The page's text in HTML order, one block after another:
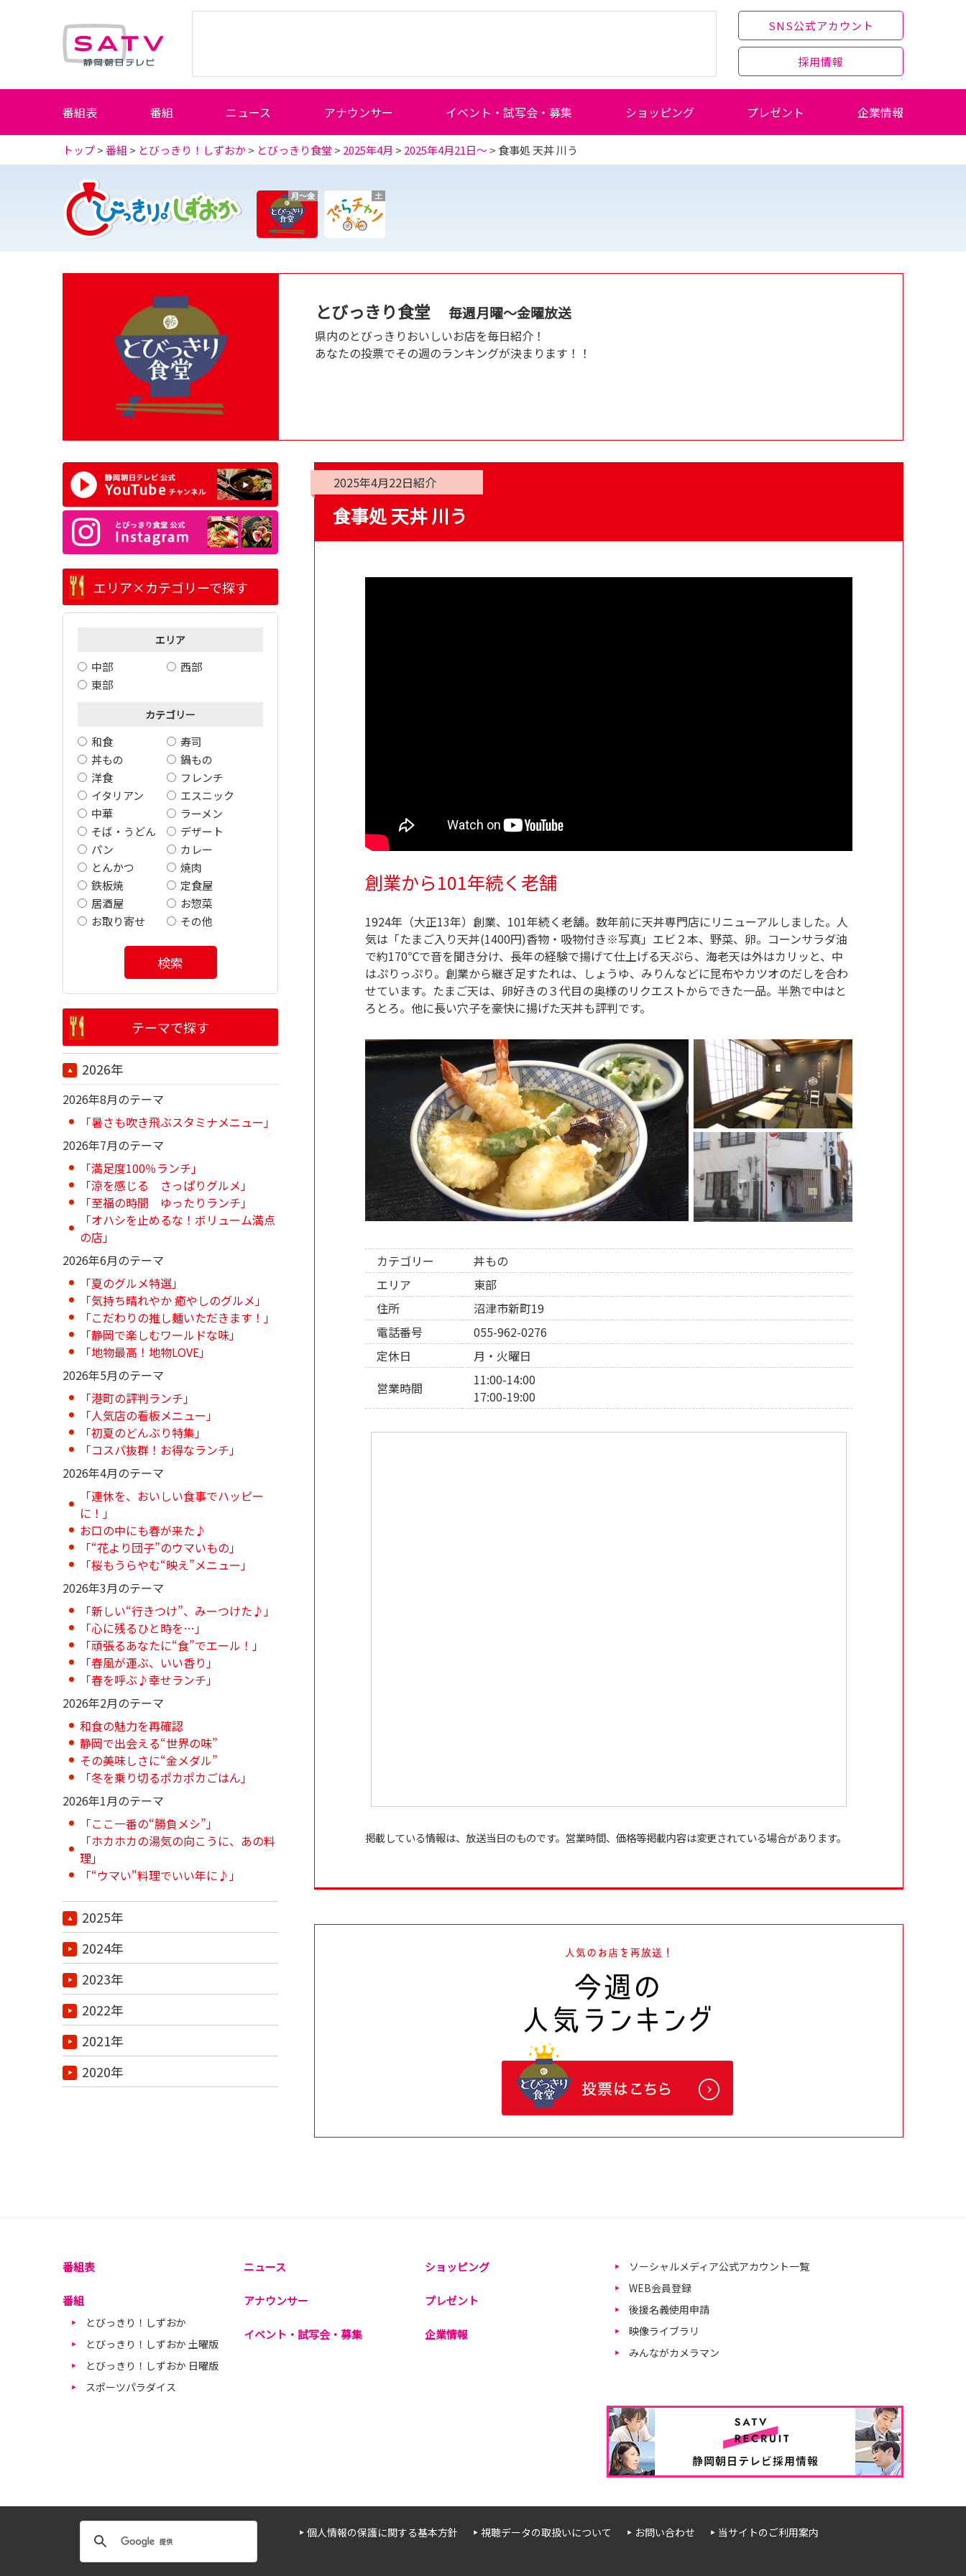
SNS公式アカウント
採用情報
番組表 番組 ニュース アナウンサー イベント・試写会・募集 ショッピング プレゼント 企業情報
トップ>番組 > とびっきり！しずおか> とびっきり食堂 > 2025年4月 > 2025年4月21日～> 食事処 天丼 川う
月～金 土
とびっきり食堂 毎週月曜～金曜放送
県内のとびっきりおいしいお店を毎日紹介！
あなたの投票でその週のランキングが決まります！！
2025年4月22日紹介
食事処 天丼 川う
創業から101年続く老舗
1924年（大正13年）創業、101年続く老舗。数年前に天丼専門店にリニューアルしました。人
気は「たまご入り天丼(1400円)香物・吸物付き※写真」エビ２本、野菜、卵。コーンサラダ油
で約170℃で音を聞き分け、長年の経験で揚げて仕上げる天ぷら、海老天は外はカリッと、中
はぷりっぷり。創業から継ぎ足すたれは、しょうゆ、みりんなどに昆布やカツオのだしを合わ
せています。たまご天は、卵好きの３代目の奥様のリクエストからできた一品。半熟で中はと
ろとろ。他に長い穴子を豪快に揚げた天丼も評判です。
カテゴリー
丼もの
エリア
東部
住所
沼津市新町19
電話番号
055-962-0276
定休日
月・火曜日
営業時間
11:00-14:00
17:00-19:00
掲載している情報は、放送当日のものです。営業時間、価格等掲載内容は変更されている場合があります。
エリア×カテゴリーで探す
エリア
中部
西部
東部
カテゴリー
和食
寿司
丼もの
鍋もの
洋食
フレンチ
イタリアン
エスニック
中華
ラーメン
そば・うどん
デザート
パン
カレー
とんかつ
焼肉
鉄板焼
定食屋
居酒屋
お惣菜
お取り寄せ
その他
検索
テーマで探す
2026年
2026年8月のテーマ
「暑さも吹き飛ぶスタミナメニュー」
2026年7月のテーマ
「満足度100％ランチ」
「涼を感じる さっぱりグルメ」
「至福の時間 ゆったりランチ」
「オハシを止めるな！ボリューム満点
の店」
2026年6月のテーマ
「夏のグルメ特選」
「気持ち晴れやか 癒やしのグルメ」
「こだわりの推し麺いただきます！」
「静岡で楽しむワールドな味」
「地物最高！地物LOVE」
2026年5月のテーマ
「港町の評判ランチ」
「人気店の看板メニュー」
「初夏のどんぶり特集」
「コスパ抜群！お得なランチ」
2026年4月のテーマ
「連休を、おいしい食事でハッピー
に！」
お口の中にも春が来た♪
「“花より団子”のウマいもの」
「桜もうらやむ“映え”メニュー」
2026年3月のテーマ
「新しい“行きつけ”、みーつけた♪」
「心に残るひと時を…」
「頑張るあなたに“食”でエール！」
「春風が運ぶ、いい香り」
「春を呼ぶ♪幸せランチ」
2026年2月のテーマ
和食の魅力を再確認
静岡で出会える“世界の味”
その美味しさに“金メダル”
「冬を乗り切るポカポカごはん」
2026年1月のテーマ
「ここ一番の“勝負メシ”」
「ホカホカの湯気の向こうに、あの料
理」
「“ウマい"料理でいい年に♪」
2025年
2024年
2023年
2022年
2021年
2020年
番組表
番組
とびっきり！しずおか
とびっきり！しずおか 土曜版
とびっきり！しずおか 日曜版
スポーツパラダイス
ニュース
アナウンサー
イベント・試写会・募集
ショッピング
プレゼント
企業情報
ソーシャルメディア公式アカウント一覧
WEB会員登録
後援名義使用申請
映像ライブラリ
みんながカメラマン
個人情報の保護に関する基本方針 視聴データの取扱いについて お問い合わせ 当サイトのご利用案内